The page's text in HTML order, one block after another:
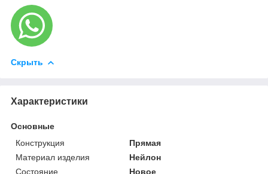
Скрыть
Характеристики
Основные
Конструкция
Прямая
Материал изделия
Нейлон
Состояние
Новое